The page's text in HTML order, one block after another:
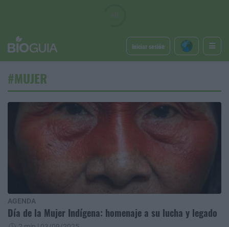
Iniciar sesión
#MUJER
AGENDA
Día de la Mujer Indígena: homenaje a su lucha y legado